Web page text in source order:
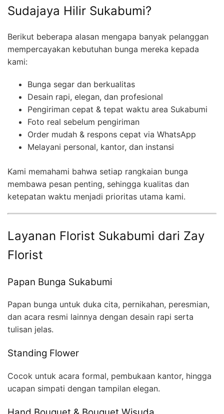
Sudajaya Hilir Sukabumi?
Berikut beberapa alasan mengapa banyak pelanggan
mempercayakan kebutuhan bunga mereka kepada
kami:
Bunga segar dan berkualitas
Desain rapi, elegan, dan profesional
Pengiriman cepat & tepat waktu area Sukabumi
Foto real sebelum pengiriman
Order mudah & respons cepat via WhatsApp
Melayani personal, kantor, dan instansi
Kami memahami bahwa setiap rangkaian bunga
membawa pesan penting, sehingga kualitas dan
ketepatan waktu menjadi prioritas utama kami.
Layanan Florist Sukabumi dari Zay
Florist
Papan Bunga Sukabumi
Papan bunga untuk duka cita, pernikahan, peresmian,
dan acara resmi lainnya dengan desain rapi serta
tulisan jelas.
Standing Flower
Cocok untuk acara formal, pembukaan kantor, hingga
ucapan simpati dengan tampilan elegan.